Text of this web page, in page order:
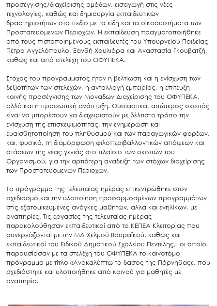
προσέγγισης/διαχείρισης ομάδων, εισαγωγή στις νέες
τεχνολογίες, καθώς και δημιουργία εκπαιδευτικών
δραστηριοτήτων στο πεδίο με τα είδη και τα οικοσυστήματα των
Προστατευόμενων Περιοχών. H εκπαίδευση πραγματοποιήθηκε
από τους πιστοποιημένους εκπαιδευτές του Υπουργείου Παιδείας
Πέτρο Αγγελόπουλο, Ξανθή Χουλιάρα και Αναστασία Γκουβατζή,
καθώς και από στελέχη του ΟΦΥΠΕΚΑ.
Στόχος του προγράμματος ήταν η βελτίωση και η ενίσχυση των
δεξιοτήτων των στελεχών, η ανταλλαγή εμπειρίας, η επίτευξη
κοινής προσέγγισης των Μονάδων Διαχείρισης του ΟΦΥΠΕΚΑ,
αλλά και η προσωπική ανάπτυξη. Ουσιαστικά, απώτερος σκοπός
είναι να μπορέσουν να διαχειριστούν με βέλτιστο τρόπο την
ενίσχυση της επισκεψιμότητας, την ενημέρωση και
ευαισθητοποίηση του πληθυσμού και των παραγωγικών φορέων,
και, φυσικά, τη διαμόρφωση φιλοπεριβαλλοντικών απόψεων και
στάσεων της νέας γενιάς στο πλαίσιο των σκοπών του
Οργανισμού, για την αρτιότερη ανάδειξη των στόχων διαχείρισης
των Προστατευόμενων Περιοχών.
Το πρόγραμμα της τελευταίας ημέρας επικεντρώθηκε στον
σχεδιασμό και την υλοποίηση προσαρμοσμένων προγραμμάτων
στις εξατομικευμένες ανάγκες μαθητών, αλλά και ενηλίκων, με
αναπηρίες. Τις εργασίες της τελευταίας ημέρας
παρακολούθησαν εκπαιδευτικοί από το ΚΕΠΕΑ Κλειτορίας που
συνεργάζονται με την ΜΔ Χελμού Βουραϊκού, καθώς και
εκπαιδευτικοί του Ειδικού Δημοτικού Σχολείου Πεντέλης, οι οποίοι
παρουσίασαν με τα στελέχη του ΟΦΥΠΕΚΑ το καινοτόμο
πρόγραμμα με τίτλο «Ανακαλύπτω το δάσος της Πάρνηθας», που
σχεδιάστηκε και υλοποιήθηκε από κοινού για μαθητές με
αναπηρία.